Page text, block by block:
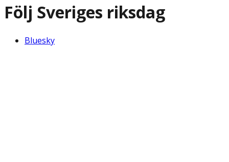
Följ Sveriges riksdag
Bluesky